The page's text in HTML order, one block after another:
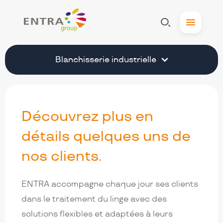
Menu
Navigation
secondaire
Blanchisserie industrielle
Afficher
Recherche
Découvrez plus en
détails quelques uns de
nos clients.
ENTRA accompagne chaque jour ses clients
dans le traitement du linge avec des
solutions flexibles et adaptées à leurs